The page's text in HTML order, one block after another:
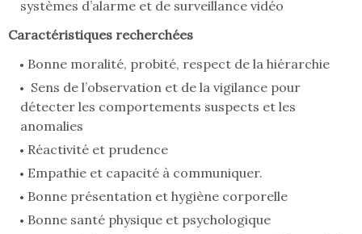
systèmes d’alarme et de surveillance vidéo
Caractéristiques recherchées
Bonne moralité, probité, respect de la hiérarchie
Sens de l’observation et de la vigilance pour
détecter les comportements suspects et les
anomalies
Réactivité et prudence
Empathie et capacité à communiquer.
Bonne présentation et hygiène corporelle
Bonne santé physique et psychologique